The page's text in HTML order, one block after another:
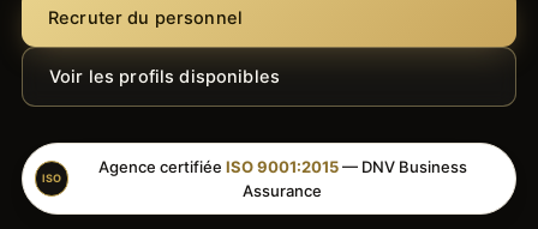
Recruter du personnel
Voir les profils disponibles
ISO
Agence certifiée ISO 9001:2015— DNV Business
Assurance